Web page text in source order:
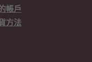
帳戶
方法